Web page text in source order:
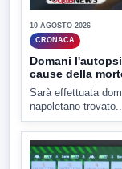
10 AGOSTO 2026
CRONACA
Domani
cause della
Sarà effettuata
napoletano trovato...